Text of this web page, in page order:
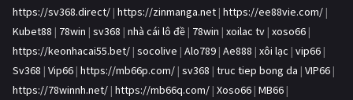
https://sv368.direct/ | https://zinmanga.net | https://ee88vie.com/ |
Kubet88 | 78win | sv368 | nhà cái lô đề | 78win | xoilac tv | xoso66 |
https://keonhacai55.bet/ | socolive | Alo789 | Ae888 | xôi lạc | vip66 |
Sv368 | Vip66 | https://mb66p.com/ | sv368 | truc tiep bong da | VIP66 |
https://78winnh.net/ | https://mb66q.com/ | Xoso66 | MB66 |